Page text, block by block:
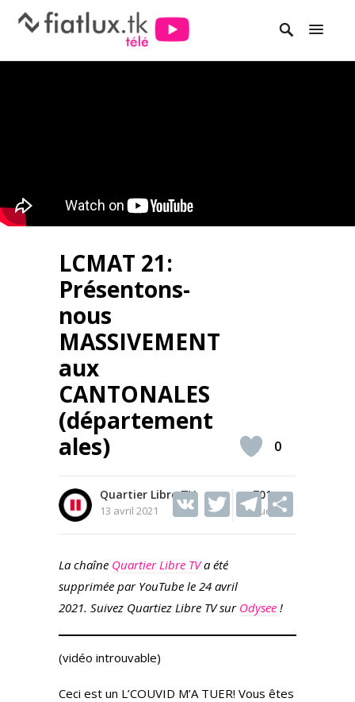
LCMAT 21:
Présentons-
nous
MASSIVEMENT
aux
CANTONALES
(département
ales)
Quartier Libre TV
13 avril 2021
701
Vues
V T
er
T
a
m
0
La chaîne Quartier Libre TVa été
supprimée par YouTube le 24 avril
2021. Suivez Quartiez Libre TV sur Odysee !
(vidéo introuvable)
Ceci est un L’COUVID M’A TUER! Vous êtes